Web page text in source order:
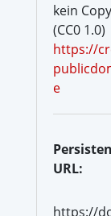
kein
(CC0 1.0)
https://
e
URL:
https://